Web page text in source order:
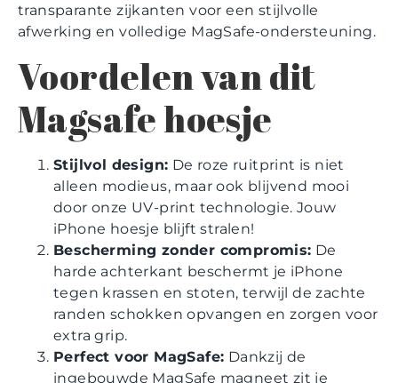
transparante zijkanten voor een stijlvolle
afwerking en volledige MagSafe-ondersteuning.
Voordelen van dit
Magsafe hoesje
Stijlvol design: De roze ruitprint is niet
alleen modieus, maar ook blijvend mooi
door onze UV-print technologie. Jouw
iPhone hoesje blijft stralen!
Bescherming zonder compromis: De
harde achterkant beschermt je iPhone
tegen krassen en stoten, terwijl de zachte
randen schokken opvangen en zorgen voor
extra grip.
Perfect voor MagSafe: Dankzij de
ingebouwde MagSafe magneet zit je